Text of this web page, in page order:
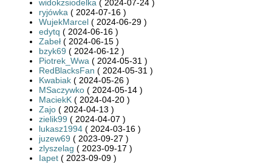
widokzsiodelka ( 2024-07-24 )
ryjówka ( 2024-07-16 )
WujekMarcel ( 2024-06-29 )
edytq ( 2024-06-16 )
Zabeł ( 2024-06-15 )
bzyk69 ( 2024-06-12 )
Piotrek_Wwa ( 2024-05-31 )
RedBlacksFan ( 2024-05-31 )
Kwabiak ( 2024-05-26 )
MSaczywko ( 2024-05-14 )
MaciekK ( 2024-04-20 )
Zajo ( 2024-04-13 )
zielik99 ( 2024-04-07 )
lukasz1994 ( 2024-03-16 )
juzew69 ( 2023-09-27 )
zlyszelag ( 2023-09-17 )
Iapet ( 2023-09-09 )